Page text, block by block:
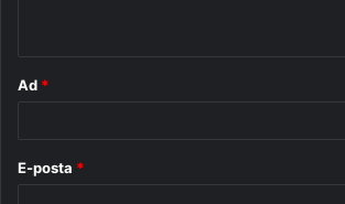
Ad *
E-posta *